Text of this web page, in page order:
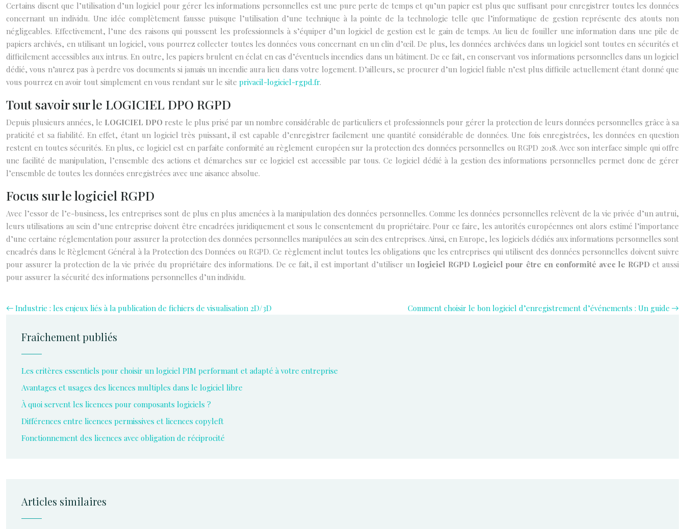
Certains disent que l’utilisation d’un logiciel pour gérer les informations personnelles est une pure perte de temps et qu’un papier est plus que suffisant pour enregistrer toutes les données
concernant un individu. Une idée complètement fausse puisque l’utilisation d’une technique à la pointe de la technologie telle que l’informatique de gestion représente des atouts non
négligeables. Effectivement, l’une des raisons qui poussent les professionnels à s’équiper d’un logiciel de gestion est le gain de temps. Au lieu de fouiller une information dans une pile de
papiers archivés, en utilisant un logiciel, vous pourrez collecter toutes les données vous concernant en un clin d’œil. De plus, les données archivées dans un logiciel sont toutes en sécurités et
difficilement accessibles aux intrus. En outre, les papiers brulent en éclat en cas d’éventuels incendies dans un bâtiment. De ce fait, en conservant vos informations personnelles dans un logiciel
dédié, vous n’aurez pas à perdre vos documents si jamais un incendie aura lieu dans votre logement. D’ailleurs, se procurer d’un logiciel fiable n’est plus difficile actuellement étant donné que
vous pourrez en avoir tout simplement en vous rendant sur le site privacil-logiciel-rgpd.fr.
Tout savoir sur le LOGICIEL DPO RGPD
Depuis plusieurs années, le LOGICIEL DPO reste le plus prisé par un nombre considérable de particuliers et professionnels pour gérer la protection de leurs données personnelles grâce à sa
praticité et sa fiabilité. En effet, étant un logiciel très puissant, il est capable d’enregistrer facilement une quantité considérable de données. Une fois enregistrées, les données en question
restent en toutes sécurités. En plus, ce logiciel est en parfaite conformité au règlement européen sur la protection des données personnelles ou RGPD 2018. Avec son interface simple qui offre
une facilité de manipulation, l’ensemble des actions et démarches sur ce logiciel est accessible par tous. Ce logiciel dédié à la gestion des informations personnelles permet donc de gérer
l’ensemble de toutes les données enregistrées avec une aisance absolue.
Focus sur le logiciel RGPD
Avec l’essor de l’e-business, les entreprises sont de plus en plus amenées à la manipulation des données personnelles. Comme les données personnelles relèvent de la vie privée d’un autrui,
leurs utilisations au sein d’une entreprise doivent être encadrées juridiquement et sous le consentement du propriétaire. Pour ce faire, les autorités européennes ont alors estimé l’importance
d’une certaine réglementation pour assurer la protection des données personnelles manipulées au sein des entreprises. Ainsi, en Europe, les logiciels dédiés aux informations personnelles sont
encadrés dans le Règlement Général à la Protection des Données ou RGPD. Ce règlement inclut toutes les obligations que les entreprises qui utilisent des données personnelles doivent suivre
pour assurer la protection de la vie privée du propriétaire des informations. De ce fait, il est important d’utiliser unlogiciel RGPD Logiciel pour être en conformité avec le RGPDet aussi
pour assurer la sécurité des informations personnelles d’un individu.
Industrie : les enjeux liés à la publication de fichiers de visualisation 2D/3D Comment choisir le bon logiciel d’enregistrement d’événements : Un guide
Fraîchement publiés
Les critères essentiels pour choisir un logiciel PIM performant et adapté à votre entreprise
Avantages et usages des licences multiples dans le logiciel libre
À quoi servent les licences pour composants logiciels ?
Différences entre licences permissives et licences copyleft
Fonctionnement des licences avec obligation de réciprocité
Articles similaires